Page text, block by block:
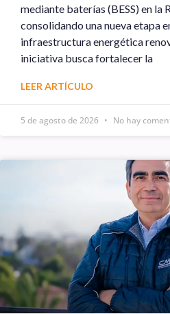
mediante baterías (BESS) en la
consolidando una nueva etapa
infraestructura energética
iniciativa busca fortalecer la
LEER ARTÍCULO
5 de agosto de 2026 No hay